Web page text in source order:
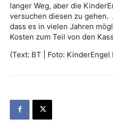
langer Weg, aber die
versuchen diesen zu gehen.
dass es in vielen Jahren
Kosten zum Teil von den
(Text: BT | Foto: KinderEngel